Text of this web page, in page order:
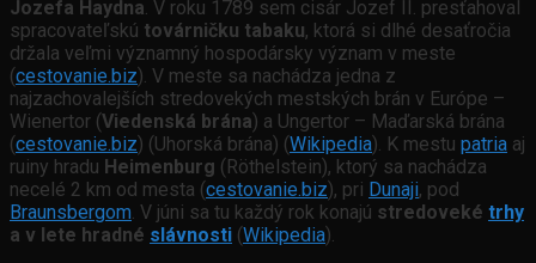
Jozefa Haydna . V roku 1789 sem cisár Jozef II. presťahoval
spracovateľskú továrničku tabaku, ktorá si dlhé desaťročia
držala veľmi významný hospodársky význam v meste
(cestovanie.biz). V meste sa nachádza jedna z
najzachovalejších stredovekých mestských brán v Európe –
Wienertor (Viedenská brána) a Ungertor – Maďarská brána
(cestovanie.biz) (Uhorská brána) (Wikipedia). K mestu patria aj
ruiny hradu Heimenburg (Röthelstein), ktorý sa nachádza
necelé 2 km od mesta (cestovanie.biz), pri Dunaji, pod
Braunsbergom . V júni sa tu každý rok konajú stredoveké trhy
a v lete hradné slávnosti (Wikipedia).